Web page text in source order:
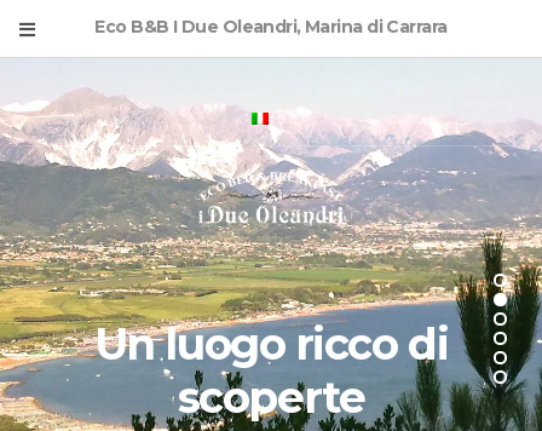
Eco B&B I Due Oleandri, Marina di Carrara
Un luogo ricco di
scoperte